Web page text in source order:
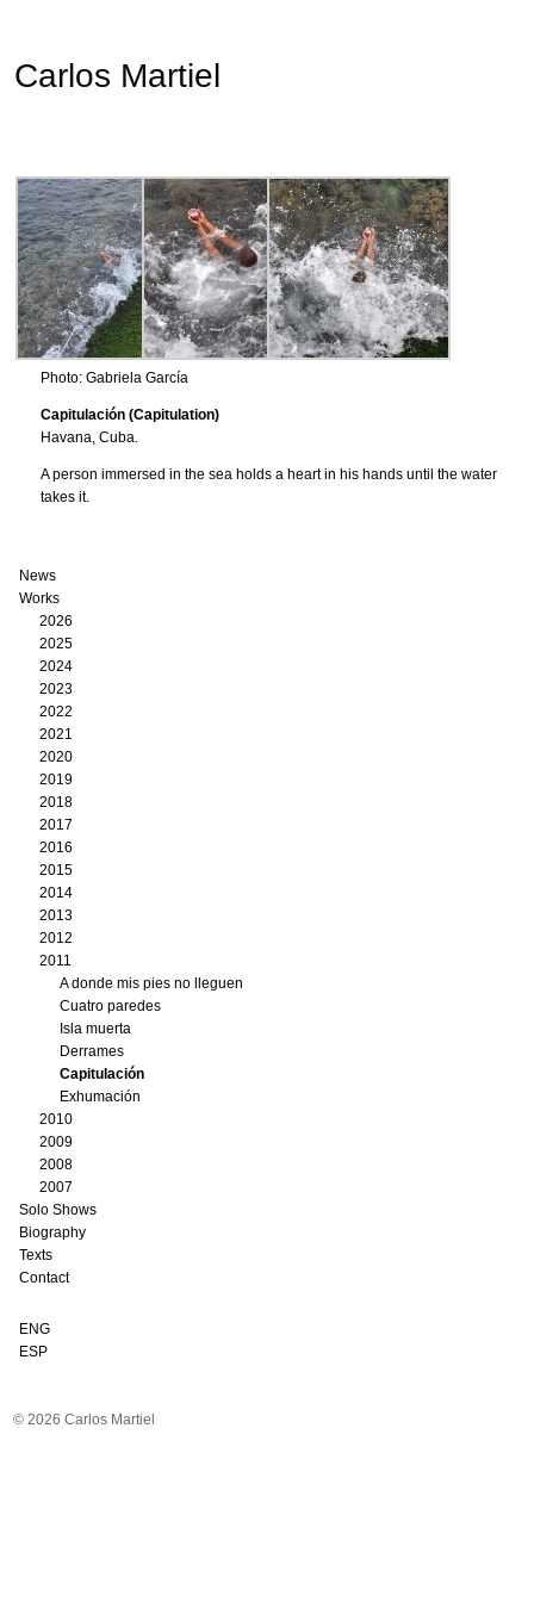
Carlos Martiel
Photo: Gabriela García
Capitulación (Capitulation)
Havana, Cuba.
A person immersed in the sea holds a heart in his hands until the water
takes it.
News
Works
2026
2025
2024
2023
2022
2021
2020
2019
2018
2017
2016
2015
2014
2013
2012
2011
A donde mis pies no lleguen
Cuatro paredes
Isla muerta
Derrames
Capitulación
Exhumación
2010
2009
2008
2007
Solo Shows
Biography
Texts
Contact
ENG
ESP
© 2026 Carlos Martiel